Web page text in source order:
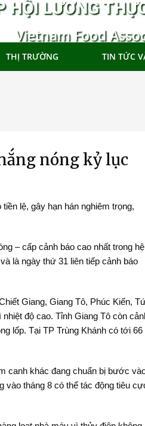
HỘI LƯƠNG
Vietnam Food
THỊ TRƯỜNG TIN TỨC
nóng kỷ lục
lệ, gây hạn hán nghiêm trọng,
– cấp cảnh báo cao nhất trong hệ
là ngày thứ 31 liên tiếp cảnh báo
Giang, Giang Tô, Phúc Kiến,
độ cao. Tỉnh Giang Tô còn
lốp. Tại TP Trùng Khánh có tới 66
canh khác đang chuẩn bị bước
vào tháng 8 có thể tác động tiêu